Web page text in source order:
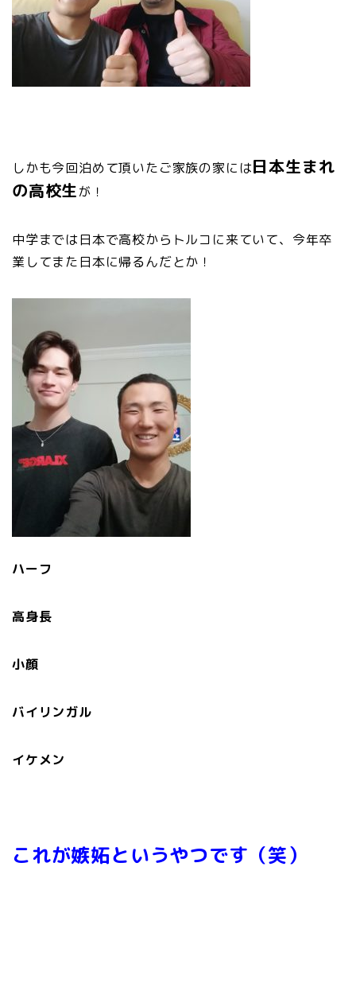
しかも今回泊めて頂いたご家族の家には日本生まれ
の高校生が！
中学までは日本で高校からトルコに来ていて、今年卒
業してまた日本に帰るんだとか！
ハーフ
高身長
小顔
バイリンガル
イケメン
これが嫉妬というやつです（笑）